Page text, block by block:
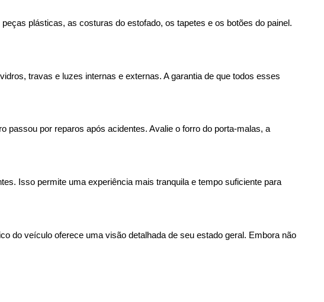
plásticas, as costuras do estofado, os tapetes e os botões do painel.
travas e luzes internas e externas. A garantia de que todos esses
passou por reparos após acidentes. Avalie o forro do porta-malas, a
Isso permite uma experiência mais tranquila e tempo suficiente para
do veículo oferece uma visão detalhada de seu estado geral. Embora não